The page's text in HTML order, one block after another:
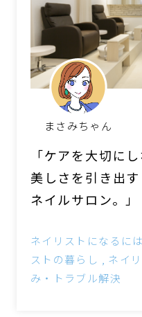
まさみちゃん
「ケアを大切に
美しさを引き出
ネイルサロン。」
ネイリストになるには
ストの暮らし
ネイ
み・トラブル解決